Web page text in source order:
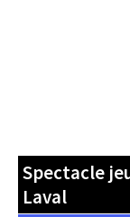
Spectacle
Laval